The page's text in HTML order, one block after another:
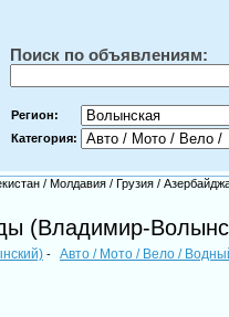
Поиск по объявлениям:
Регион:
Категория:
/ Молдавия / Грузия /
(Владимир-
- Авто / Мото / Вело /